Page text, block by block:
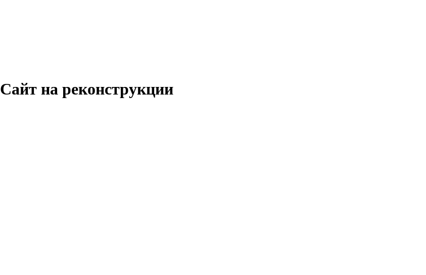
Сайт на реконструкции